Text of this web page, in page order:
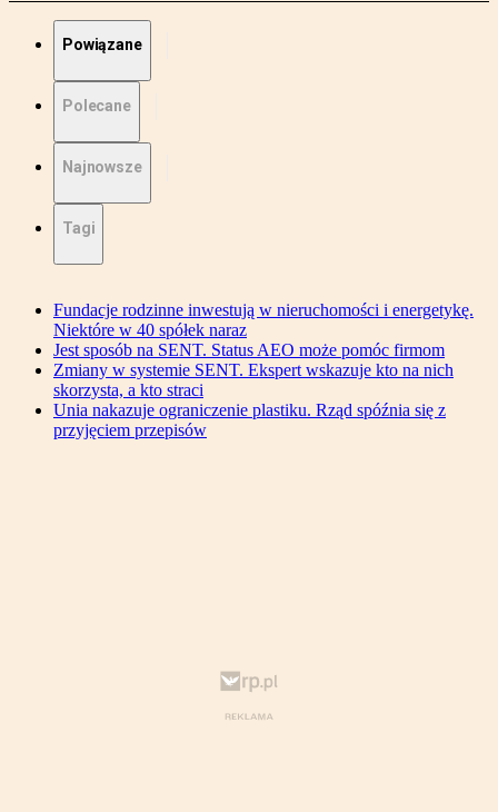
Powiązane
Polecane
Najnowsze
Tagi
Fundacje rodzinne inwestują w nieruchomości i energetykę.
Niektóre w 40 spółek naraz
Jest sposób na SENT. Status AEO może pomóc firmom
Zmiany w systemie SENT. Ekspert wskazuje kto na nich
skorzysta, a kto straci
Unia nakazuje ograniczenie plastiku. Rząd spóźnia się z
przyjęciem przepisów